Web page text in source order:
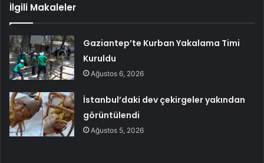
İlgili Makaleler
Gaziantep’te Kurban Yakalama Timi
Kuruldu
Ağustos 6, 2026
İstanbul’daki dev çekirgeler yakından
görüntülendi
Ağustos 5, 2026